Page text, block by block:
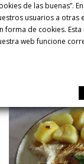
de las buenas”.
usuarios a otras
de cookies.
web funcione